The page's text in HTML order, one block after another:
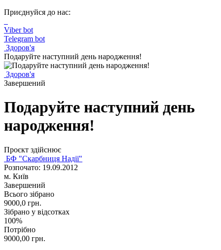
Приєднуйся до нас:
Viber bot
Telegram bot
Здоров'я
Подаруйте наступний день народження!
Здоров'я
Завершений
Подаруйте наступний день
народження!
Проєкт здійснює
БФ "Скарбниця Надії"
Розпочато: 19.09.2012
м. Київ
Завершений
Всього зібрано
9000,0 грн.
Зібрано у відсотках
100%
Потрібно
9000,00 грн.